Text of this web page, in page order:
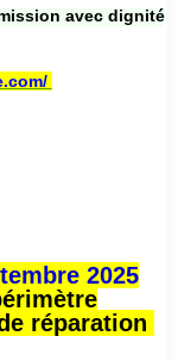
avec dignité
2025
réparation